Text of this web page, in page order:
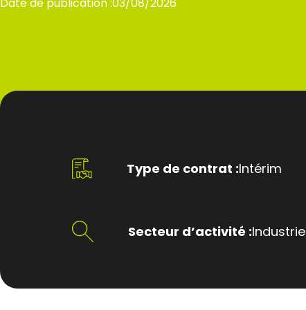
Type de contrat :Intérim
Secteur d’activité :Industrie